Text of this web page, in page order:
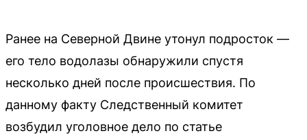
Ранее на Северной Двине утонул подросток —
его тело водолазы обнаружили спустя
несколько дней после происшествия. По
данному факту Следственный комитет
возбудил уголовное дело по статье